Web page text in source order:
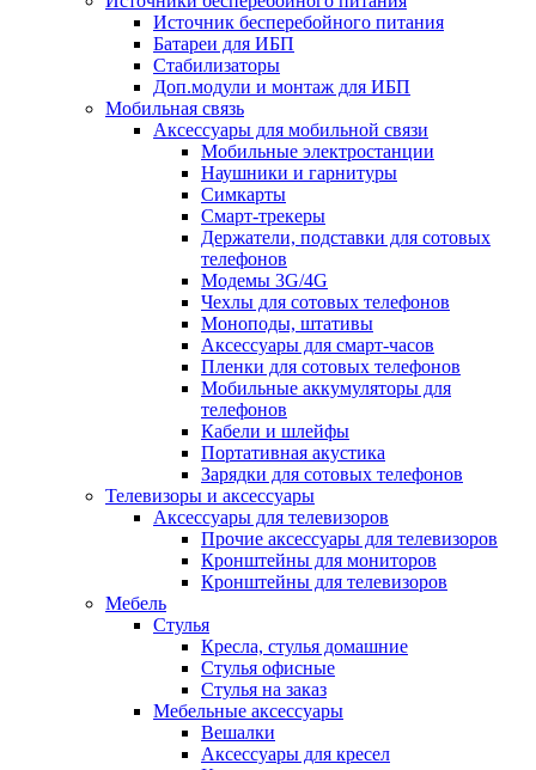
Источник бесперебойного питания
Батареи для ИБП
Стабилизаторы
Доп.модули и монтаж для ИБП
Мобильная связь
Аксессуары для мобильной связи
Мобильные электростанции
Наушники и гарнитуры
Симкарты
Смарт-трекеры
Держатели, подставки для сотовых
телефонов
Модемы 3G/4G
Чехлы для сотовых телефонов
Моноподы, штативы
Аксессуары для смарт-часов
Пленки для сотовых телефонов
Мобильные аккумуляторы для
телефонов
Кабели и шлейфы
Портативная акустика
Зарядки для сотовых телефонов
Телевизоры и аксессуары
Аксессуары для телевизоров
Прочие аксессуары для телевизоров
Кронштейны для мониторов
Кронштейны для телевизоров
Мебель
Стулья
Кресла, стулья домашние
Стулья офисные
Стулья на заказ
Мебельные аксессуары
Вешалки
Аксессуары для кресел